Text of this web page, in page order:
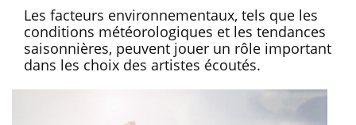
Les facteurs environnementaux, tels que les
conditions météorologiques et les tendances
saisonnières, peuvent jouer un rôle important
dans les choix des artistes écoutés.